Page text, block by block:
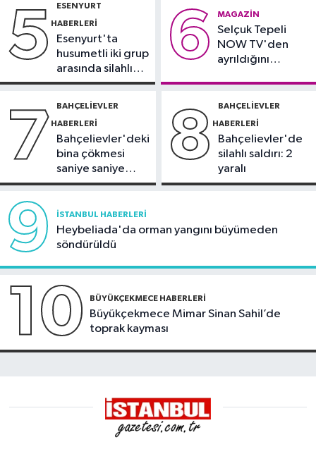
yaklaşık 30 bin taraftar önünde imza
attı
5 ESENYURT
HABERLERI
Esenyurt'ta
husumetli iki grup
arasında silahlı
kavga
6 MAGAZIN
Selçuk Tepeli
NOW TV'den
ayrıldığını
7 BAHÇELIEVLER
HABERLERI
Bahçelievler'deki
bina çökmesi
saniye saniye
görüntülendi
8 BAHÇELIEVLER
HABERLERI
Bahçelievler'de
silahlı saldırı: 2
yaralı
9 İSTANBUL HABERLERI
Heybeliada'da orman yangını büyümeden
söndürüldü
10 BÜYÜKÇEKMECE HABERLERI
Büyükçekmece Mimar Sinan Sahil’de
toprak kayması